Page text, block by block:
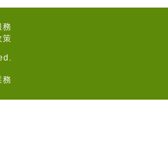
務
策
務